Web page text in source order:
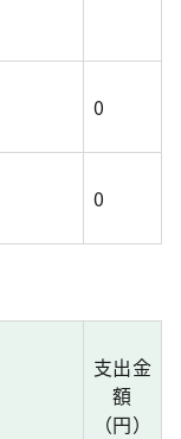
0
0
支出金
額
（円）